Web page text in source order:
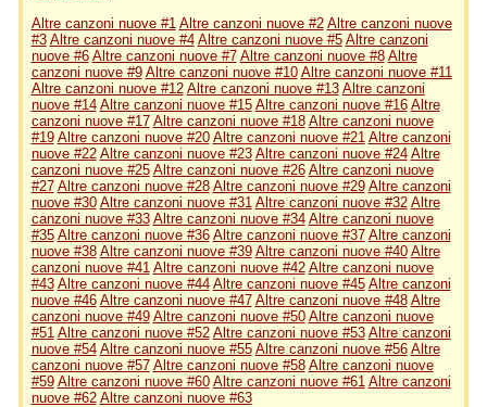
Altre canzoni nuove #1 Altre canzoni nuove #2 Altre canzoni nuove
#3 Altre canzoni nuove #4 Altre canzoni nuove #5 Altre canzoni
nuove #6 Altre canzoni nuove #7 Altre canzoni nuove #8 Altre
canzoni nuove #9 Altre canzoni nuove #10 Altre canzoni nuove #11
Altre canzoni nuove #12 Altre canzoni nuove #13 Altre canzoni
nuove #14 Altre canzoni nuove #15 Altre canzoni nuove #16 Altre
canzoni nuove #17 Altre canzoni nuove #18 Altre canzoni nuove
#19 Altre canzoni nuove #20 Altre canzoni nuove #21 Altre canzoni
nuove #22 Altre canzoni nuove #23 Altre canzoni nuove #24 Altre
canzoni nuove #25 Altre canzoni nuove #26 Altre canzoni nuove
#27 Altre canzoni nuove #28 Altre canzoni nuove #29 Altre canzoni
nuove #30 Altre canzoni nuove #31 Altre canzoni nuove #32 Altre
canzoni nuove #33 Altre canzoni nuove #34 Altre canzoni nuove
#35 Altre canzoni nuove #36 Altre canzoni nuove #37 Altre canzoni
nuove #38 Altre canzoni nuove #39 Altre canzoni nuove #40 Altre
canzoni nuove #41 Altre canzoni nuove #42 Altre canzoni nuove
#43 Altre canzoni nuove #44 Altre canzoni nuove #45 Altre canzoni
nuove #46 Altre canzoni nuove #47 Altre canzoni nuove #48 Altre
canzoni nuove #49 Altre canzoni nuove #50 Altre canzoni nuove
#51 Altre canzoni nuove #52 Altre canzoni nuove #53 Altre canzoni
nuove #54 Altre canzoni nuove #55 Altre canzoni nuove #56 Altre
canzoni nuove #57 Altre canzoni nuove #58 Altre canzoni nuove
#59 Altre canzoni nuove #60 Altre canzoni nuove #61 Altre canzoni
nuove #62 Altre canzoni nuove #63